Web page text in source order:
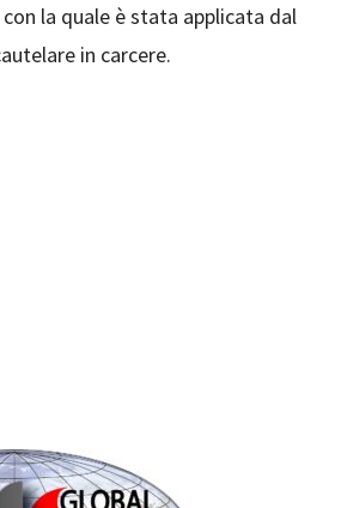
la quale è stata applicata dal
in carcere.